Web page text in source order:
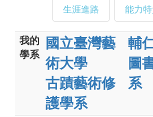
生涯進路 能力
我的
學系
國立臺灣藝
術大學
古蹟藝術修
護學系
輔
圖
系